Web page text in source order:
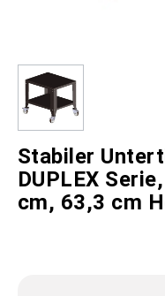
Stabiler
DUPLEX
cm, 63,3 cm